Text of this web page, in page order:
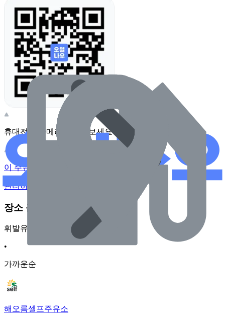
휴대전화 카메라로 찍어보세요
이 주유소의 사장님이신가요?
관리하기
장소 근처 주유소
휘발유
•
가까운순
해오름셀프주유소